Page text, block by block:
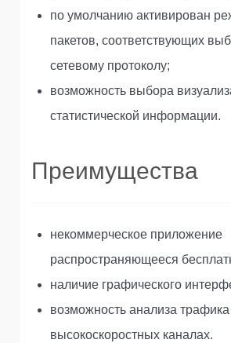
по умолчанию активирован
пакетов, соответствующих
сетевому протоколу;
возможность выбора
статистической информации.
Преимущества
некоммерческое приложение
распространяющееся
наличие графического
возможность анализа трафика
высокоскоростных каналах.